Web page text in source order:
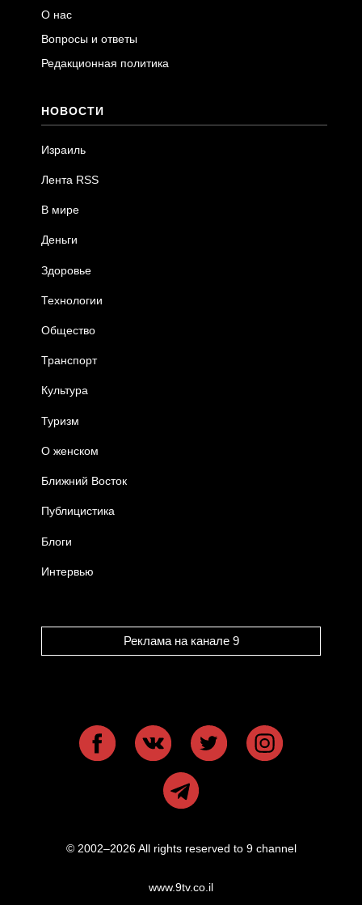
О нас
Вопросы и ответы
Редакционная политика
НОВОСТИ
Израиль
Лента RSS
В мире
Деньги
Здоровье
Технологии
Общество
Транспорт
Культура
Туризм
О женском
Ближний Восток
Публицистика
Блоги
Интервью
Реклама на канале 9
© 2002–2026 All rights reserved to 9 channel
www.9tv.co.il